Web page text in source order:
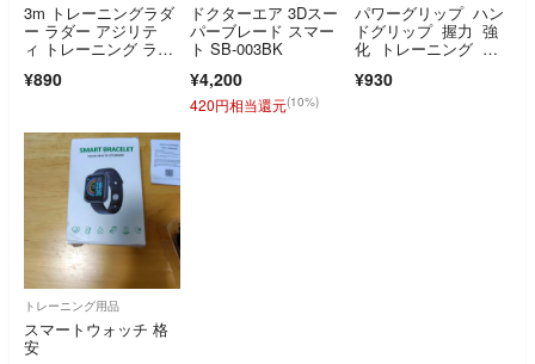
3m トレーニングラダ
ー ラダー アジリテ
ィ トレーニング ラダ
¥890
ドクターエア 3Dスー
パーブレード スマー
ト SB-003BK
¥4,200
420円相当還元(10%)
パワーグリップ ハン
ドグリップ 握力 強
化 トレーニング 筋
¥930
トレーニング用品
スマートウォッチ 格
安